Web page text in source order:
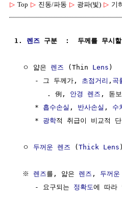
▷ Top ▷ 진동/파동 ▷ 광파(빛) ▷ 기
1. 렌즈 구분  :  두께를 무시할
  ㅇ 얇은
렌즈 (Thin Lens )  :
     - 그 두께가,
초점거리 , 곡
        . 例,
안경 렌즈 , 돋
     *
흡수손실 , 반사손실 , 수
     *
광학적 취급이 비교적
  ㅇ
두꺼운 렌즈 (Thick Lens
  ※
렌즈를, 얇은 렌즈 , 두꺼
     - 요구되는
정확도에 따라